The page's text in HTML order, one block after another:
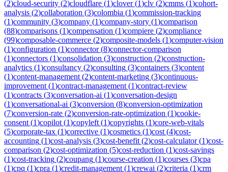
(2)cloud-security (2)cloudflare (1)clover(1)clv (2)cmms (1)cohort-
analysis (2)collaboration (3)colombia (1)commission-tracking
(1)community (3)company (1)company-story (1)comparison
(88)comparisons (1)compensation (1)compiere (2)compliance
(99)composable-commerce (2)composite-models (1)computer-vision
(1)configuration (1)connector(8)connector-comparison
(1)connectors (1)consolidation (3)construction (2)construction-
analytics (1)consultancy (2)consulting (3)containers (3)content
(1)content-management (2)content-marketing (3)continuous-
improvement (1)contract-management (1)contract-review
(1)contracts (3)conversation-ai (1)conversation-design
(1)conversational-ai (3)conversion (8)conversion-optimization
(7)conversion-rate (2)conversion-rate-optimization (1)cookie-
consent (1)copilot (1)copyleft (1)copyrights (1)core-web-vitals
(5)corporate-tax (1)corrective (1)cosmetics (1)cost (4)cost-
accounting (1)cost-analysis (3)cost-benefit (2)cost-calculator(1)cost-
comparison (2)cost-optimization (5)cost-reduction (1)cost-savings
(1)cost-tracking (2)coupang (1)course-creation (1)courses (3)cpa
(1)cpq (1)cpra (1)credit-management (1)crewai (2)criteria (1)crm